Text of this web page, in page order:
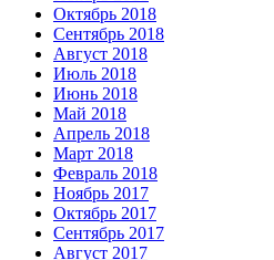
Октябрь 2018
Сентябрь 2018
Август 2018
Июль 2018
Июнь 2018
Май 2018
Апрель 2018
Март 2018
Февраль 2018
Ноябрь 2017
Октябрь 2017
Сентябрь 2017
Август 2017